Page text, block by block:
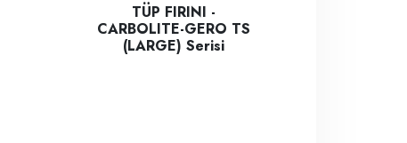
TÜP FIRINI -
CARBOLITE-GERO TS
(LARGE) Serisi